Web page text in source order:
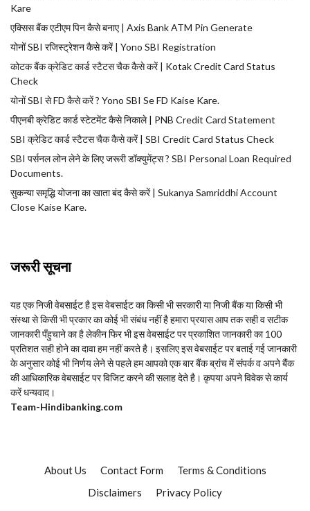
Kare
एक्सिस बैंक एटीएम पिन कैसे बनाए | Axis Bank ATM Pin Generate
योनों SBI रजिस्ट्रेशन कैसे करें | Yono SBI Registration
कोटक बैंक क्रेडिट कार्ड स्टैटस चैक कैसे करें | Kotak Credit Card Status
Check
योनों SBI से FD कैसे करें ? Yono SBI Se FD Kaise Kare.
पीएनबी क्रेडिट कार्ड स्टेटमेंट कैसे निकाले | PNB Credit Card Statement
SBI क्रेडिट कार्ड स्टैटस चैक कैसे करें | SBI Credit Card Status Check
SBI पर्सनल लोन लेने के लिए जरूरी डॉक्युमेंट्स ? SBI Personal Loan Required
Documents.
सुकन्या समृद्धि योजना का खाता बंद कैसे करें | Sukanya Samriddhi Account
Close Kaise Kare.
जरूरी सूचना
यह एक निजी वेबसाईट है इस वेबसाईट का किसी भी सरकारी या निजी बैंक या किसी भी
संस्था से किसी भी प्रकार का कोई भी संबंध नहीं है हमारा प्रयास आप तक सही व सटीक
जानकारी पँहुचाने का है लेकीन फिर भी इस वेबसाईट पर प्रकाशित जानकारी का 100
प्रतिशत सही होने का दावा हम नहीं करते है। इसलिए इस वेबसाईट पर बताई गई जानकारी
के अनुसार कोई भी निर्णय लेने से पहले हम आपको एक बार बैंक ब्रांच में संपर्क व अपने बैंक
की आधिकारिक वेबसाईट पर विजिट करने की सलाह देते है। कृपया अपने विवेक से कार्य
करें धन्यवाद।
Team-Hindibanking.com
About Us Contact Form
Terms & Conditions
Disclaimers
Privacy Policy